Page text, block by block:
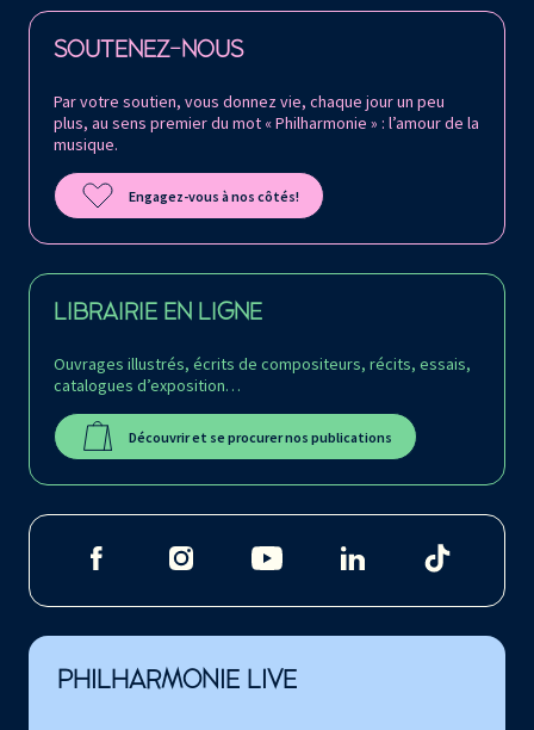
SOUTENEZ-NOUS
Par votre soutien, vous donnez vie, chaque jour un peu
plus, au sens premier du mot « Philharmonie » : l’amour de la
musique.
Engagez-vous à nos côtés!
LIBRAIRIE EN LIGNE
Ouvrages illustrés, écrits de compositeurs, récits, essais,
catalogues d’exposition…
Découvrir et se procurer nos publications
Retrouvez la Philharmonie de Paris sur
PHILHARMONIE LIVE